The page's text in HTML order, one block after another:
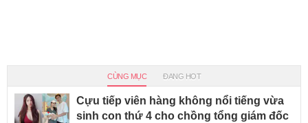
CÙNG MỤC ĐANG HOT
Cựu tiếp viên hàng không nổi tiếng vừa
sinh con thứ 4 cho chồng tổng giám đốc